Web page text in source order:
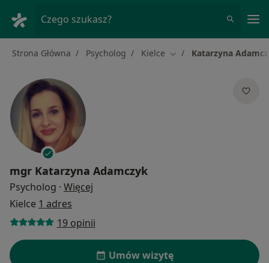
Czego szukasz?
Strona Główna Psycholog Kielce Zmień miasto
Katarzyna
mgr Katarzyna Adamczyk
Psycholog · Więcej
Kielce 1 adres
19 opinii
Umów wizytę